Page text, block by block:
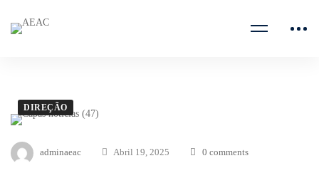
DIREÇÃO
adminaeac Abril 19, 2025 0 comments